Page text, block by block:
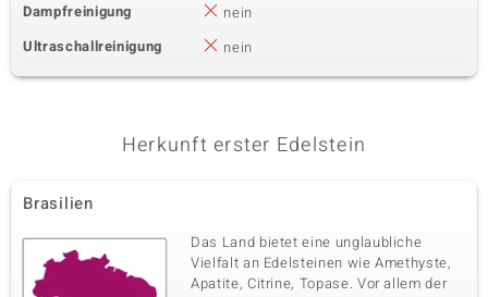
Dampfreinigung
nein
Ultraschallreinigung
nein
Herkunft erster Edelstein
Brasilien
Das Land bietet eine unglaubliche
Vielfalt an Edelsteinen wie Amethyste,
Apatite, Citrine, Topase. Vor allem der